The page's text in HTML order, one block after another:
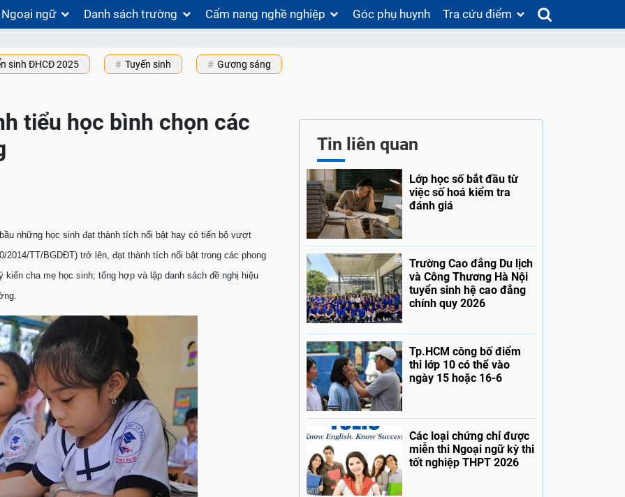
Ngoại ngữ Danh sách trường Cẩm nang nghề nghiệp Góc phụ huynh Tra cứu điểm
sinh ĐHCĐ 2025 Tuyến sinh Gương sáng
tiểu học bình chọn các
những học sinh đạt thành tích nổi bật hay có tiến bộ vượt
2014/TT/BGDĐT) trở lên, đạt thành tích nổi bật trong các phong
cha mẹ học sinh; tổng hợp và lập danh sách đề nghị hiệu
Tin liên quan
Lớp học số bắt đầu từ
việc số hoá kiểm tra
đánh giá
Trường Cao đẳng Du lịch
và Công Thương Hà Nội
tuyển sinh hệ cao đẳng
chính quy 2026
Tp.HCM công bố điểm
thi lớp 10 có thể vào
ngày 15 hoặc 16-6
Các loại chứng chỉ được
miễn thi Ngoại ngữ kỳ thi
tốt nghiệp THPT 2026